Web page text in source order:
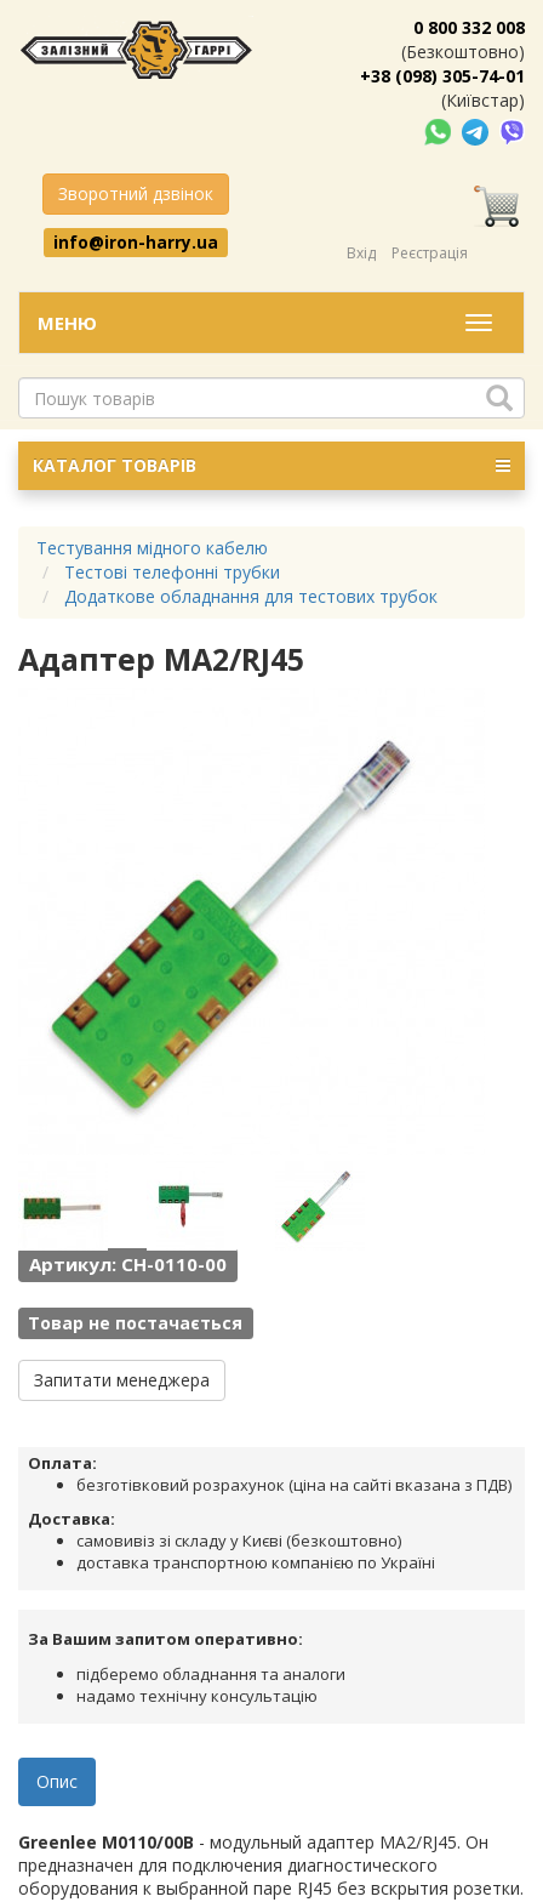
0 800 332 008
(Безкоштовно)
+38 (098) 305-74-01
(Київстар)
Зворотний дзвінок
info@iron-harry.ua
Вхід Реєстрація
Меню
МЕНЮ
КАТАЛОГ ТОВАРІВ
Тестування мідного кабелю
Тестові телефонні трубки
Додаткове обладнання для тестових трубок
Адаптер MA2/RJ45
Артикул: CH-0110-00
Товар не постачається
Запитати менеджера
Оплата:
безготівковий розрахунок (ціна на сайті вказана з ПДВ)
Доставка:
самовивіз зі складу у Києві (безкоштовно)
доставка транспортною компанією по Україні
За Вашим запитом оперативно:
підберемо обладнання та аналоги
надамо технічну консультацію
Опис
Greenlee M0110/00B - модульный адаптер MA2/RJ45. Он
предназначен для подключения диагностического
оборудования к выбранной паре RJ45 без вскрытия розетки.